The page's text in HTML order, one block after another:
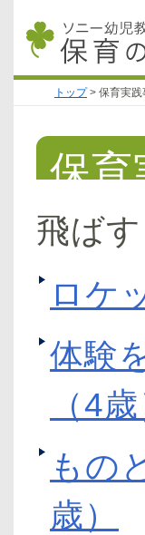
トップ> 保育実践
保育
飛ば
ロケ
体験
（4歳
もの
歳）